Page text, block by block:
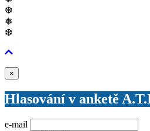
❆
❅
❆
×
Hlasování v anketě
e-mail